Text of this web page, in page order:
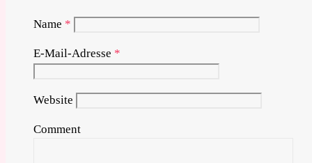
Name *
E-Mail-Adresse *
Website
Comment